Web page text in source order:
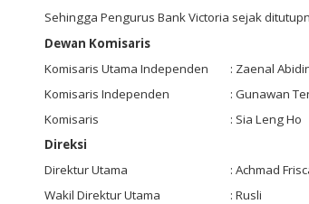
Sehingga Pengurus Bank Victoria sejak
Dewan Komisaris
Komisaris Utama Independen
: Zaenal
Komisaris Independen
: Gunawan
Komisaris
: Sia Leng Ho
Direksi
Direktur Utama
: Achmad
Wakil Direktur Utama
: Rusli